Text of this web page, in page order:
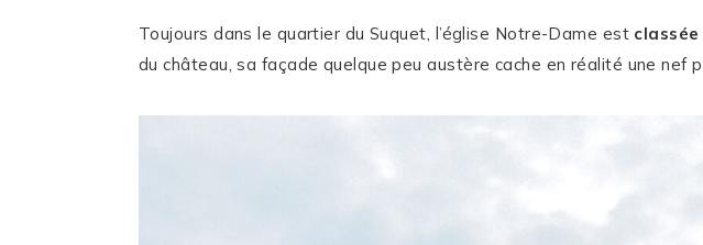
Toujours dans le quartier du Suquet, l’église Notre-Dame est
du château, sa façade quelque peu austère cache en réalité une nef